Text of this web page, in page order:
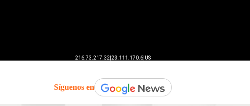
Síguenos en